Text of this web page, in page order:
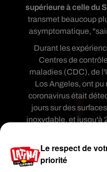
supérieure à celle du
transmet beaucoup
asymptomatique,
Durant les
Centres de
maladies (CDC), de
Los Angeles, ont pu
coronavirus était
jours sur des
inoxydable, et jusqu'à
précisent dans cette
de deux heures à
matière, de la
Par exemple, le virus
Le respect de
priorité